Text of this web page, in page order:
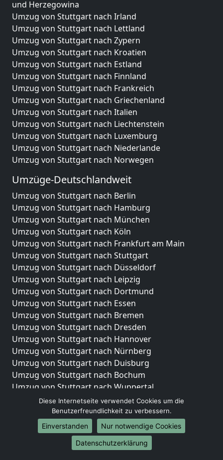
und Herzegowina
Umzug von Stuttgart nach Irland
Umzug von Stuttgart nach Lettland
Umzug von Stuttgart nach Zypern
Umzug von Stuttgart nach Kroatien
Umzug von Stuttgart nach Estland
Umzug von Stuttgart nach Finnland
Umzug von Stuttgart nach Frankreich
Umzug von Stuttgart nach Griechenland
Umzug von Stuttgart nach Italien
Umzug von Stuttgart nach Liechtenstein
Umzug von Stuttgart nach Luxemburg
Umzug von Stuttgart nach Niederlande
Umzug von Stuttgart nach Norwegen
Umzüge-Deutschlandweit
Umzug von Stuttgart nach Berlin
Umzug von Stuttgart nach Hamburg
Umzug von Stuttgart nach München
Umzug von Stuttgart nach Köln
Umzug von Stuttgart nach Frankfurt am Main
Umzug von Stuttgart nach Stuttgart
Umzug von Stuttgart nach Düsseldorf
Umzug von Stuttgart nach Leipzig
Umzug von Stuttgart nach Dortmund
Umzug von Stuttgart nach Essen
Umzug von Stuttgart nach Bremen
Umzug von Stuttgart nach Dresden
Umzug von Stuttgart nach Hannover
Umzug von Stuttgart nach Nürnberg
Umzug von Stuttgart nach Duisburg
Umzug von Stuttgart nach Bochum
Umzug von Stuttgart nach Wuppertal
Umzug von Stuttgart nach Bielefeld
Umzug von Stuttgart nach Bonn
Umzug von Stuttgart nach Münster
Internationale-Umzüge
Diese Internetseite verwendet Cookies um die
Benutzerfreundlichkeit zu verbessern.
Einverstanden
Nur notwendige Cookies
Datenschutzerklärung